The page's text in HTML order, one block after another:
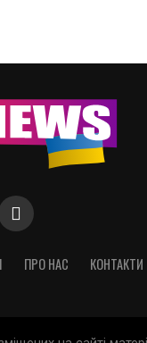
ПРО НАС КОНТАКТИ